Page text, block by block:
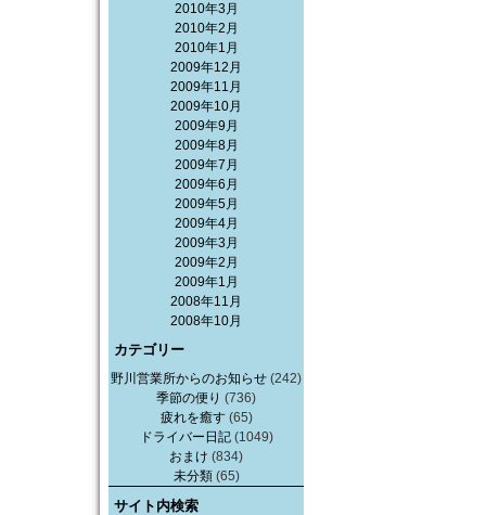
2010年3月
2010年2月
2010年1月
2009年12月
2009年11月
2009年10月
2009年9月
2009年8月
2009年7月
2009年6月
2009年5月
2009年4月
2009年3月
2009年2月
2009年1月
2008年11月
2008年10月
カテゴリー
野川営業所からのお知らせ (242)
季節の便り (736)
疲れを癒す(65)
ドライバー日記(1049)
おまけ (834)
未分類(65)
サイト内検索